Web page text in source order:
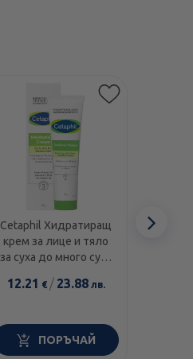
Cetaphil Хидратиращ
крем за лице и тяло
за суха до много суха
100г
12.21 € / 23.88лв.
ПОРЪЧАЙ